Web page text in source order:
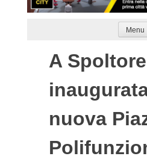
Menu
A Spoltore
nuova